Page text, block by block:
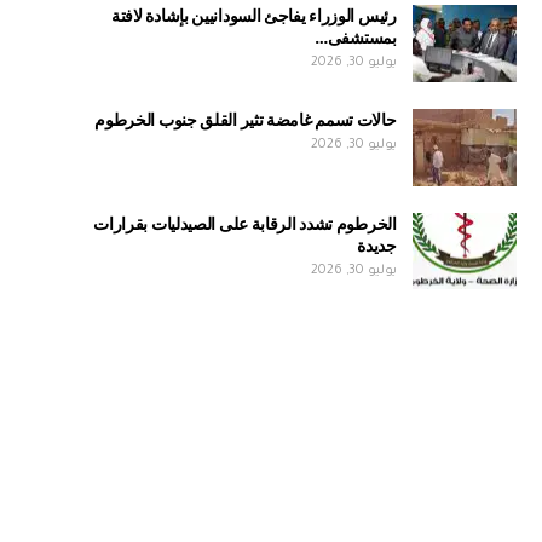
رئيس الوزراء يفاجئ السودانيين بإشادة لافتة
بمستشفى…
يوليو 30, 2026
حالات تسمم غامضة تثير القلق جنوب الخرطوم
يوليو 30, 2026
الخرطوم تشدد الرقابة على الصيدليات بقرارات
جديدة
يوليو 30, 2026